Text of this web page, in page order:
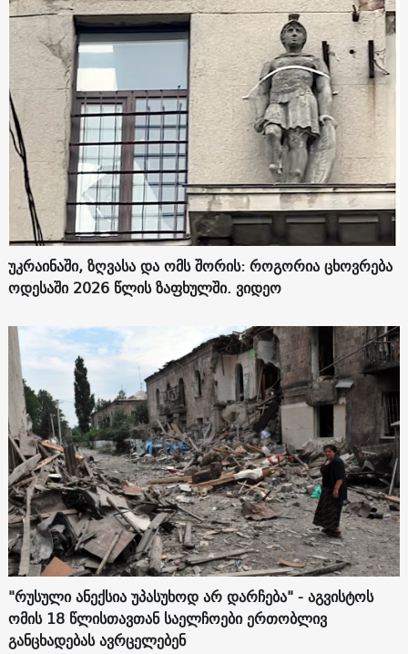
უკრაინაში, ზღვასა და ომს შორის: როგორია ცხოვრება
ოდესაში 2026 წლის ზაფხულში. ვიდეო
"რუსული ანექსია უპასუხოდ არ დარჩება" - აგვისტოს
ომის 18 წლისთავთან საელჩოები ერთობლივ
განცხადებას ავრცელებენ